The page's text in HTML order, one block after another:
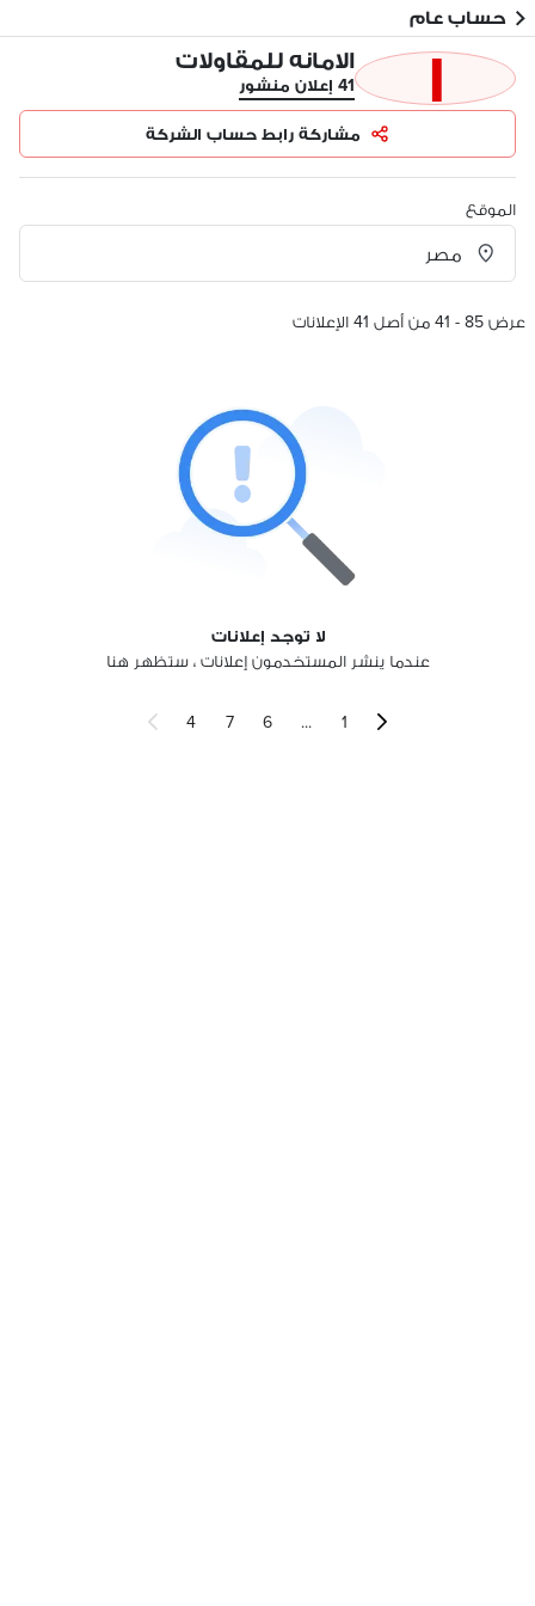
حساب عام
ا الامانه للمقاولات
41 إعلان منشور
مشاركة رابط حساب الشركة
الموقع
عرض 85 - 41 من أصل 41 الإعلانات
لا توجد إعلانات
عندما ينشر المستخدمون إعلانات ، ستظهر هنا
1
...
6
7
4